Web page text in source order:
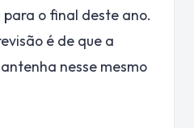
o final deste ano.
é de que a
nesse mesmo